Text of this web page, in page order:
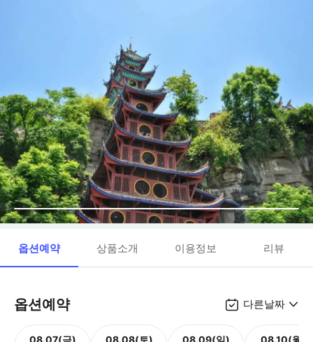
옵션예약 상품소개 이용정보 리뷰
옵션예약 다른날짜
08.07(금) 08.08(토) 08.09(일) 08.10(월)